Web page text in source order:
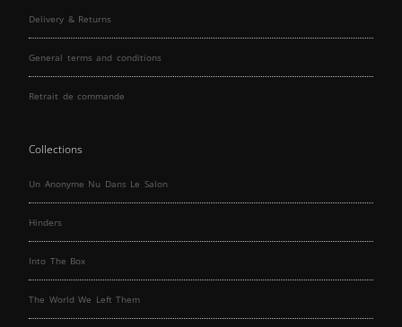
Delivery & Returns
General terms and conditions
Retrait de commande
Collections
Un Anonyme Nu Dans Le Salon
Hinders
Into The Box
The World We Left Them